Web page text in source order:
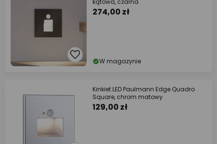
kątowa, czarna
274,00 zł
W magazynie
Kinkiet LED Paulmann Edge Quadro
Square, chrom matowy
129,00 zł